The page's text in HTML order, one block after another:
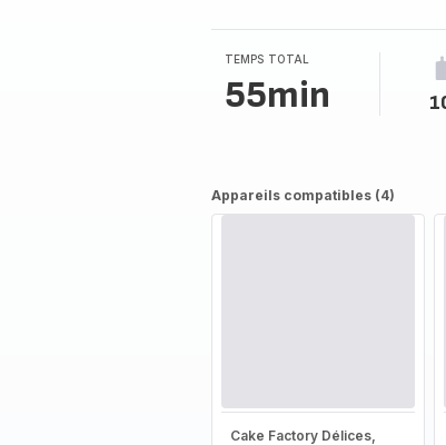
TEMPS TOTAL
55min
Appareils compatibles (4)
Cake Factory Délices,